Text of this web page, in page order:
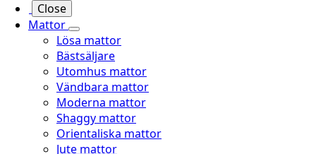
Close
Mattor
Lösa mattor
Bästsäljare
Utomhus mattor
Vändbara mattor
Moderna mattor
Shaggy mattor
Orientaliska mattor
Jute mattor